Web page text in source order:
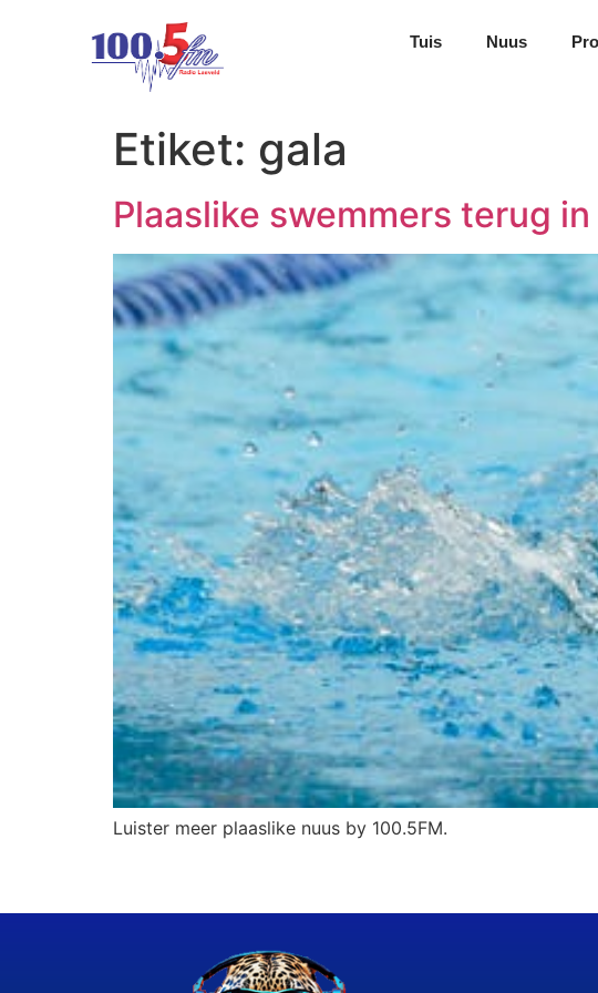
Tuis Nuus
Etiket: gala
Plaaslike swemmers terug
Luister meer plaaslike nuus by 100.5FM.